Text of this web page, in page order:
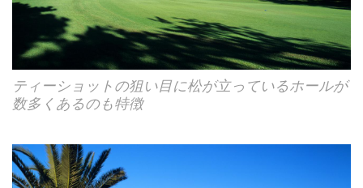
ティーショットの狙い目に松が立っているホールが
数多くあるのも特徴